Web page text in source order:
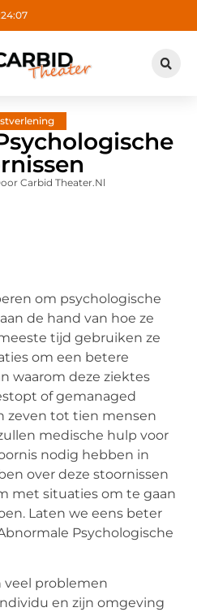
Carbid Theater.nl
om psychologische
de hand van hoe ze
tijd gebruiken ze
om een betere
waarom deze ziektes
of gemanaged
zeven tot tien mensen
medische hulp voor
nodig hebben in
over deze stoornissen
met situaties om te gaan
Laten we eens beter
Psychologische
veel problemen
en zijn omgeving